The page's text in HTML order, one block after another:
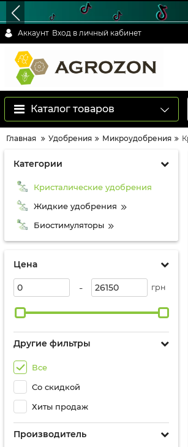
Аккаунт Вход в личный кабинет
Каталог товаров
Главная Удобрения Микроудобрения
Категории
Кристалические удобрения
Жидкие удобрения
Биостимуляторы
Цена
- грн
Другие фильтры
Все
Со скидкой
Хиты продаж
Производитель